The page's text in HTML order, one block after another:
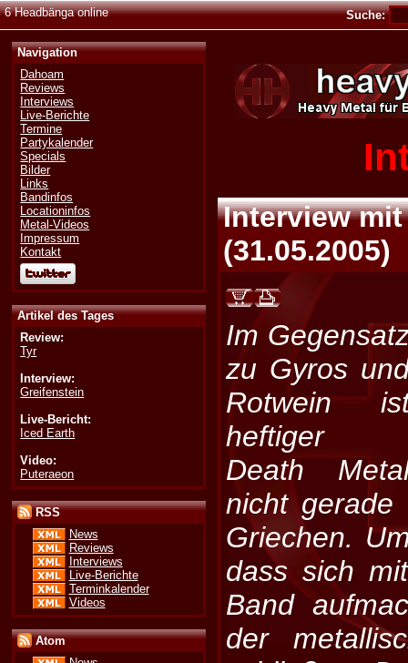
6 Headbänga online Suche:
Navigation
Dahoam
Reviews
Interviews
Live-Berichte
Termine
Partykalender
Specials
Bilder
Links
Bandinfos
Locationinfos
Metal-Videos
Impressum
Kontakt
Artikel des Tages
Review:
Tyr
Interview:
Greifenstein
Live-Bericht:
Iced Earth
Video:
Puteraeon
RSS
News
Reviews
Interviews
Live-Berichte
Terminkalender
Videos
Atom
Interview
(31.05.2005)
Im
zu Gyros
Rotwein
heftiger
Death
nicht gerade
Griechen.
dass sich
Band
der